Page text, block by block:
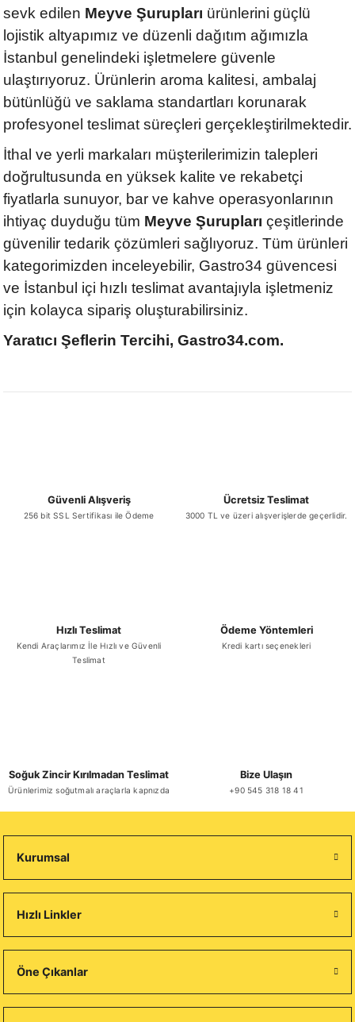
sevk edilen Meyve Şurupları ürünlerini güçlü
lojistik altyapımız ve düzenli dağıtım ağımızla
İstanbul genelindeki işletmelere güvenle
ulaştırıyoruz. Ürünlerin aroma kalitesi, ambalaj
bütünlüğü ve saklama standartları korunarak
profesyonel teslimat süreçleri gerçekleştirilmektedir.
İthal ve yerli markaları müşterilerimizin talepleri
doğrultusunda en yüksek kalite ve rekabetçi
fiyatlarla sunuyor, bar ve kahve operasyonlarının
ihtiyaç duyduğu tüm Meyve Şurupları çeşitlerinde
güvenilir tedarik çözümleri sağlıyoruz. Tüm ürünleri
kategorimizden inceleyebilir, Gastro34 güvencesi
ve İstanbul içi hızlı teslimat avantajıyla işletmeniz
için kolayca sipariş oluşturabilirsiniz.
Yaratıcı Şeflerin Tercihi, Gastro34.com.
Güvenli Alışveriş
256 bit SSL Sertifikası ile Ödeme
Ücretsiz Teslimat
3000 TL ve üzeri alışverişlerde geçerlidir.
Hızlı Teslimat
Kendi Araçlarımız İle Hızlı ve Güvenli
Teslimat
Ödeme Yöntemleri
Kredi kartı seçenekleri
Soğuk Zincir Kırılmadan Teslimat
Ürünlerimiz soğutmalı araçlarla kapnızda
Bize Ulaşın
+90 545 318 18 41
Kurumsal
Hızlı Linkler
Öne Çıkanlar